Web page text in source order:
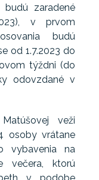
zaradené
v prvom
budú
od 1.7.2023 do
týždni (do
odovzdané v
veži
osoby vrátane
vybavenia na
večera, ktorú